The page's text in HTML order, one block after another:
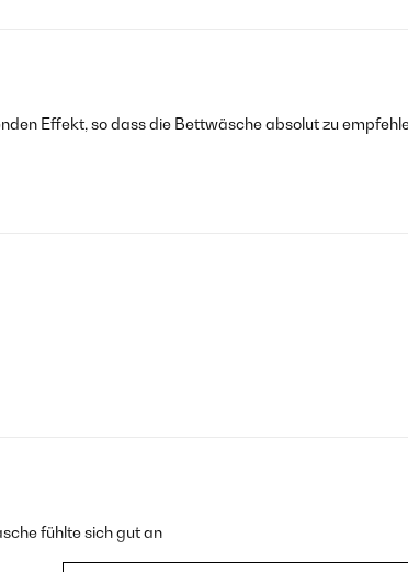
Effekt, so dass die Bettwäsche absolut zu
fühlte sich gut an